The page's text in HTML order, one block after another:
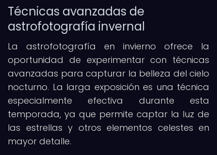
Técnicas avanzadas de
astrofotografía invernal
La astrofotografía en invierno ofrece la
oportunidad de experimentar con técnicas
avanzadas para capturar la belleza del cielo
nocturno. La larga exposición es una técnica
especialmente efectiva durante esta
temporada, ya que permite captar la luz de
las estrellas y otros elementos celestes en
mayor detalle.